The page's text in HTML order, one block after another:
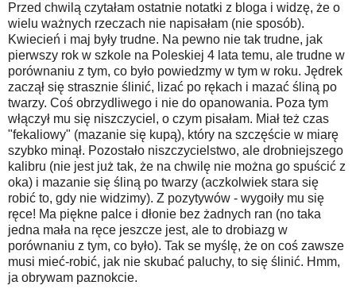
Przed chwilą czytałam ostatnie notatki z bloga i widzę, że o
wielu ważnych rzeczach nie napisałam (nie sposób).
Kwiecień i maj były trudne. Na pewno nie tak trudne, jak
pierwszy rok w szkole na Poleskiej 4 lata temu, ale trudne w
porównaniu z tym, co było powiedzmy w tym w roku. Jędrek
zaczął się strasznie ślinić, lizać po rękach i mazać śliną po
twarzy. Coś obrzydliwego i nie do opanowania. Poza tym
włączył mu się niszczyciel, o czym pisałam. Miał też czas
"fekaliowy" (mazanie się kupą), który na szczęście w miarę
szybko minął. Pozostało niszczycielstwo, ale drobniejszego
kalibru (nie jest już tak, że na chwilę nie można go spuścić z
oka) i mazanie się śliną po twarzy (aczkolwiek stara się
robić to, gdy nie widzimy). Z pozytywów - wygoiły mu się
ręce! Ma piękne palce i dłonie bez żadnych ran (no taka
jedna mała na ręce jeszcze jest, ale to drobiazg w
porównaniu z tym, co było). Tak se myślę, że on coś zawsze
musi mieć-robić, jak nie skubać paluchy, to się ślinić. Hmm,
ja obrywam paznokcie.